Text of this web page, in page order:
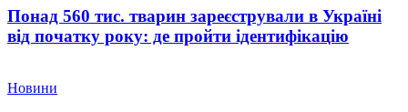
Понад 560 тис. тварин зареєстрували в Україні
від початку року: де пройти ідентифікацію
Новини